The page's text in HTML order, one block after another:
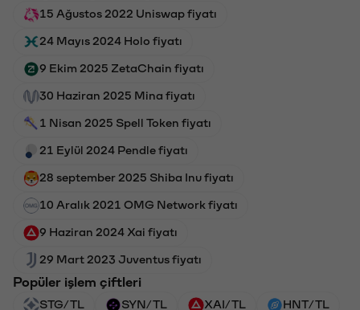
15 Ağustos 2022 Uniswap fiyatı
24 Mayıs 2024 Holo fiyatı
9 Ekim 2025 ZetaChain fiyatı
30 Haziran 2025 Mina fiyatı
1 Nisan 2025 Spell Token fiyatı
21 Eylül 2024 Pendle fiyatı
28 september 2025 Shiba Inu fiyatı
10 Aralık 2021 OMG Network fiyatı
9 Haziran 2024 Xai fiyatı
29 Mart 2023 Juventus fiyatı
Popüler işlem çiftleri
STG/TL SYN/TL XAI/TL HNT/TL